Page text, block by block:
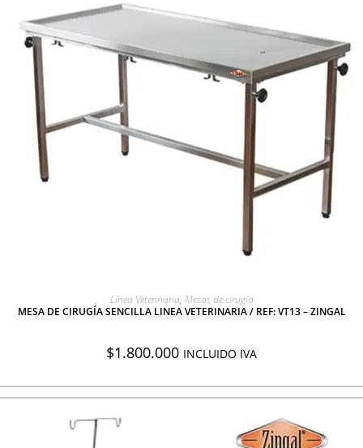
AGREGAR A COTIZACIÓN
Línea Veterinaria, Mesas de cirugía
MESA DE CIRUGÍA SENCILLA LINEA VETERINARIA / REF: VT13 – ZINGAL
$1.800.000 INCLUIDO IVA